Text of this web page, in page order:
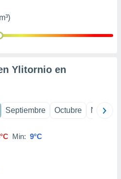
Ylitornio en
Septiembre Octubre
Min: 9°C